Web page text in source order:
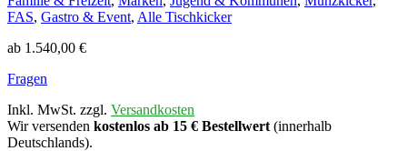
FAS, Gastro & Event, Alle Tischkicker
ab 1.540,00 €
Fragen
Inkl. MwSt. zzgl. Versandkosten
Wir versenden kostenlos ab 15 € Bestellwert (innerhalb
Deutschlands).